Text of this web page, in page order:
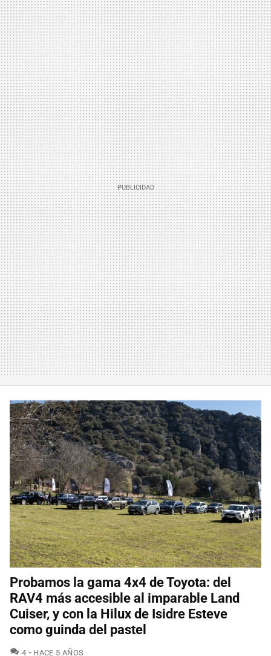
Probamos la gama 4x4 de Toyota: del
RAV4 más accesible al imparable Land
Cuiser, y con la Hilux de Isidre Esteve
como guinda del pastel
4 COMENTARIOS
HACE 5 AÑOS